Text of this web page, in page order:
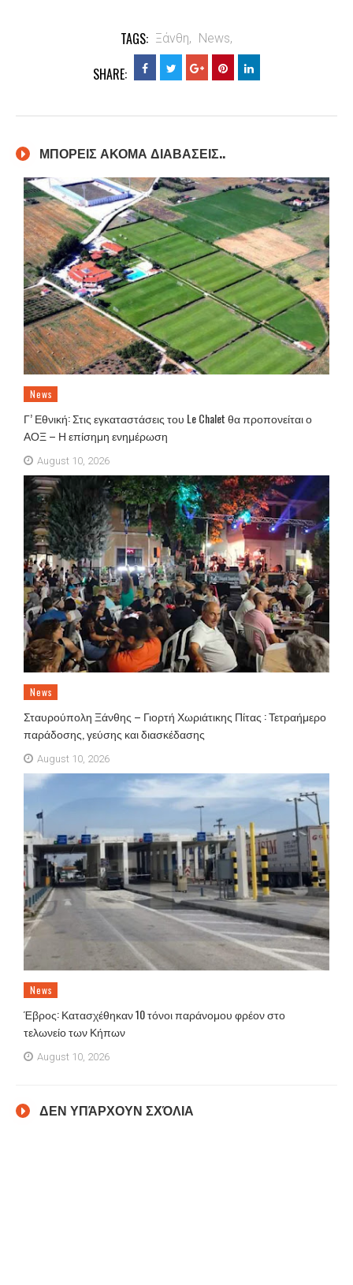
TAGS: Ξάνθη, News,
SHARE:
ΜΠΟΡΕΙΣ ΑΚΟΜΑ ΔΙΑΒΑΣΕΙΣ..
News
Γ’ Εθνική: Στις εγκαταστάσεις του Le Chalet θα προπονείται ο
ΑΟΞ – Η επίσημη ενημέρωση
August 10, 2026
News
Σταυρούπολη Ξάνθης – Γιορτή Χωριάτικης Πίτας : Τετραήμερο
παράδοσης, γεύσης και διασκέδασης
August 10, 2026
News
Έβρος: Κατασχέθηκαν 10 τόνοι παράνομου φρέον στο
τελωνείο των Κήπων
August 10, 2026
ΔΕΝ ΥΠΆΡΧΟΥΝ ΣΧΌΛΙΑ